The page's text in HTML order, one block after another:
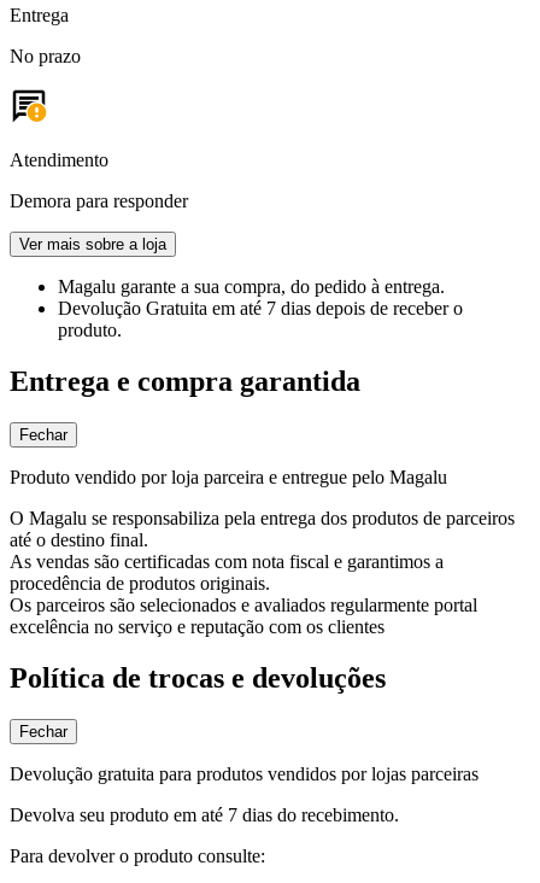
Entrega
No prazo
Atendimento
Demora para responder
Ver mais sobre a loja
Magalu garante a sua compra, do pedido à entrega.
Devolução Gratuita em até 7 dias depois de receber o
produto.
Entrega e compra garantida
Fechar
Produto vendido por loja parceira e entregue pelo Magalu
O Magalu se responsabiliza pela entrega dos produtos de parceiros
até o destino final.
As vendas são certificadas com nota fiscal e garantimos a
procedência de produtos originais.
Os parceiros são selecionados e avaliados regularmente portal
excelência no serviço e reputação com os clientes
Política de trocas e devoluções
Fechar
Devolução gratuita para produtos vendidos por lojas parceiras
Devolva seu produto em até 7 dias do recebimento.
Para devolver o produto consulte: